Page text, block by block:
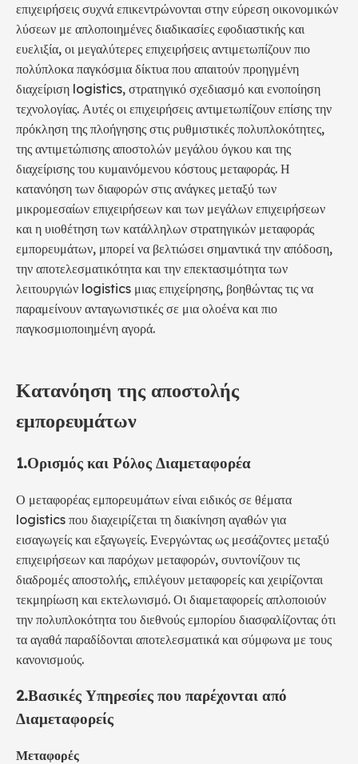
επιχειρήσεις συχνά επικεντρώνονται στην εύρεση οικονομικών
λύσεων με απλοποιημένες διαδικασίες εφοδιαστικής και
ευελιξία, οι μεγαλύτερες επιχειρήσεις αντιμετωπίζουν πιο
πολύπλοκα παγκόσμια δίκτυα που απαιτούν προηγμένη
διαχείριση logistics, στρατηγικό σχεδιασμό και ενοποίηση
τεχνολογίας. Αυτές οι επιχειρήσεις αντιμετωπίζουν επίσης την
πρόκληση της πλοήγησης στις ρυθμιστικές πολυπλοκότητες,
της αντιμετώπισης αποστολών μεγάλου όγκου και της
διαχείρισης του κυμαινόμενου κόστους μεταφοράς. Η
κατανόηση των διαφορών στις ανάγκες μεταξύ των
μικρομεσαίων επιχειρήσεων και των μεγάλων επιχειρήσεων
και η υιοθέτηση των κατάλληλων στρατηγικών μεταφοράς
εμπορευμάτων, μπορεί να βελτιώσει σημαντικά την απόδοση,
την αποτελεσματικότητα και την επεκτασιμότητα των
λειτουργιών logistics μιας επιχείρησης, βοηθώντας τις να
παραμείνουν ανταγωνιστικές σε μια ολοένα και πιο
παγκοσμιοποιημένη αγορά.
Κατανόηση της αποστολής
εμπορευμάτων
1.Ορισμός και Ρόλος Διαμεταφορέα
Ο μεταφορέας εμπορευμάτων είναι ειδικός σε θέματα
logistics που διαχειρίζεται τη διακίνηση αγαθών για
εισαγωγείς και εξαγωγείς. Ενεργώντας ως μεσάζοντες μεταξύ
επιχειρήσεων και παρόχων μεταφορών, συντονίζουν τις
διαδρομές αποστολής, επιλέγουν μεταφορείς και χειρίζονται
τεκμηρίωση και εκτελωνισμό. Οι διαμεταφορείς απλοποιούν
την πολυπλοκότητα του διεθνούς εμπορίου διασφαλίζοντας ότι
τα αγαθά παραδίδονται αποτελεσματικά και σύμφωνα με τους
κανονισμούς.
2.Βασικές Υπηρεσίες που παρέχονται από
Διαμεταφορείς
Μεταφορές